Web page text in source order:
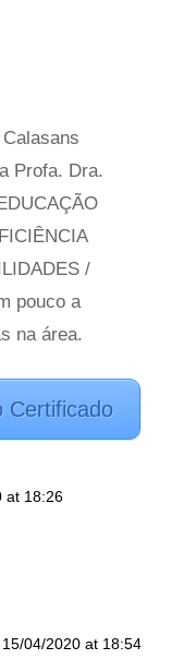
Profa. Dra.
/
pouco a
na área.
Certificado
at 18:26
04/2020 at 18:54